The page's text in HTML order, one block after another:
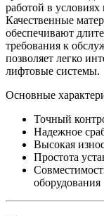
работой в
Качественные
обеспечивают
требования к
позволяет легко
лифтовые системы.
Основные
Точный
Надежное
Высокая
Простота
оборудования